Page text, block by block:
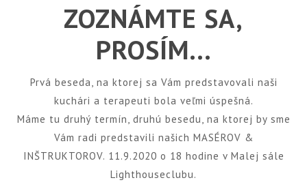
ZOZNÁMTE SA,
PROSÍM…
Prvá beseda, na ktorej sa Vám predstavovali naši
kuchári a terapeuti bola veľmi úspešná.
Máme tu druhý termín, druhú besedu, na ktorej by sme
Vám radi predstavili našich MASÉROV &
INŠTRUKTOROV. 11.9.2020 o 18 hodine v Malej sále
Lighthouseclubu.